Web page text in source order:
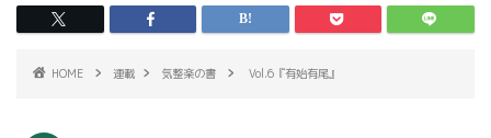
HOME 連載 気整楽の書 Vol.6『有始有尾』